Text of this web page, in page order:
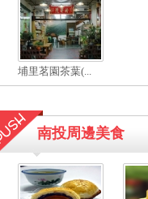
埔里茗園茶葉(...
南投周邊美食